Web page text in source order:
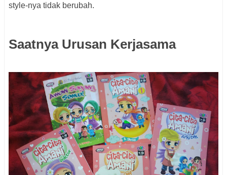
style-nya tidak berubah.
Saatnya Urusan Kerjasama